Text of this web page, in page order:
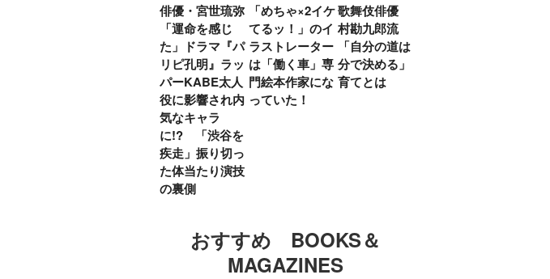
俳優・宮世琉弥
「運命を感じ
た」ドラマ『パ
リピ孔明』ラッ
パーKABE太人
役に影響され内
気なキャラ
に!? 「渋谷を
疾走」振り切っ
た体当たり演技
の裏側
「めちゃ×2イケ
てるッ！」のイ
ラストレーター
は「働く車」専
門絵本作家にな
っていた！
歌舞伎俳優 中
村勘九郎流
「自分の道は自
分で決める」子
育てとは
おすすめ BOOKS＆
MAGAZINES